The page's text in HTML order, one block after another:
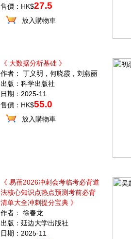
售價：HK$27.5
放入購物車
《 大数据分析基础 》
作者： 丁义明，何晓霞，刘燕丽
出版：科学出版社
日期：2025-11
售價：HK$55.0
放入購物車
《 易蓓2026冲刺会考临考必背道
法核心知识点热点预测考前必背
清单大全冲刺提分宝典 》
作者： 徐春龙
出版：延边大学出版社
日期：2025-11